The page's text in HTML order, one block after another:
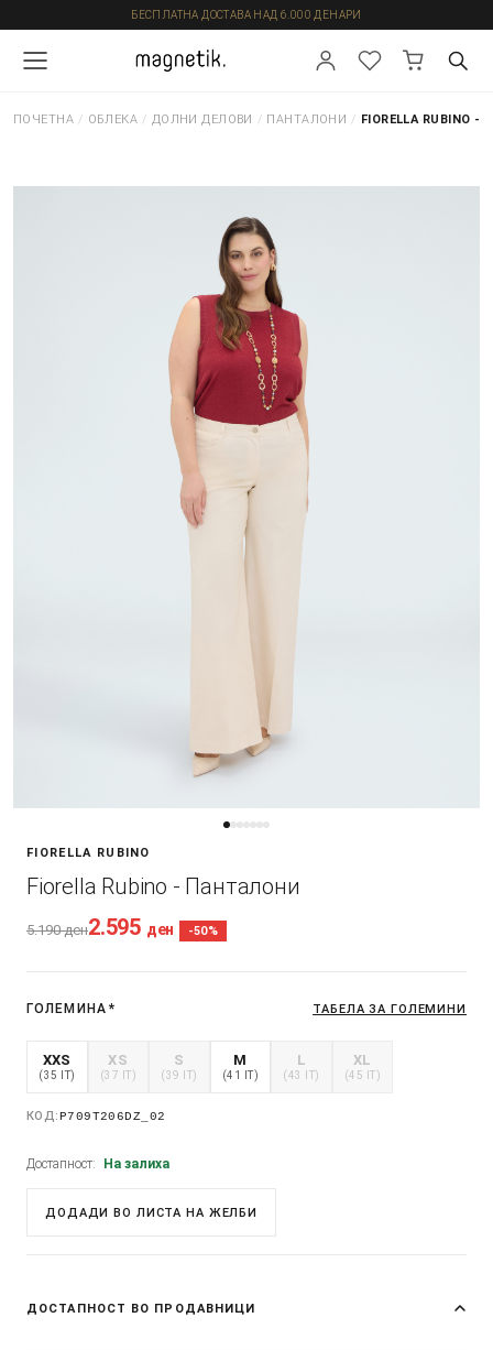
БЕСПЛАТНА ДОСТАВА НАД 6.000 ДЕНАРИ
ПОЧЕТНА / ОБЛЕКА / ДОЛНИ ДЕЛОВИ / ПАНТАЛОНИ / FIORELLA RUBINO
FIORELLA RUBINO
Fiorella Rubino - Панталони
5.190ден2.595 ден -50%
ГОЛЕМИНА * ТАБЕЛА ЗА ГОЛЕМИНИ
XXS
(35 IT)
XS
(37 IT)
S
(39 IT)
M
(41 IT)
L
(43 IT)
XL
(45 IT)
КОД: P709T206DZ_02
Достапност: На залиха
ДОДАДИ ВО ЛИСТА НА ЖЕЛБИ
ДОСТАПНОСТ ВО ПРОДАВНИЦИ